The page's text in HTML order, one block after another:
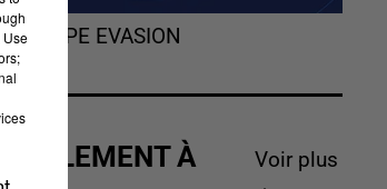
EVASION
À
Voir plus
Use